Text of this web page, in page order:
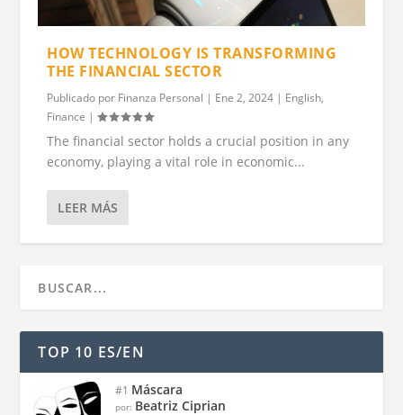
HOW TECHNOLOGY IS TRANSFORMING
THE FINANCIAL SECTOR
Publicado por Finanza Personal | Ene 2, 2024 | English,
Finance |
The financial sector holds a crucial position in any
economy, playing a vital role in economic...
LEER MÁS
TOP 10 ES/EN
#1 Máscara
por: Beatriz Ciprian